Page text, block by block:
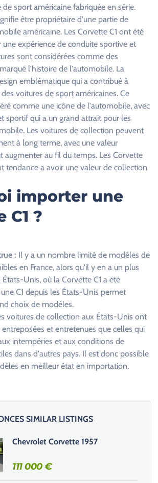
sport américaine fabriquée en série.
être propriétaire d'une partie de
américaine. Les Corvette C1 ont été
expérience de conduite sportive et
sont considérées comme des
l'histoire de l'automobile. La
emblématique qui a contribué à
voitures de sport américaines. Ce
comme une icône de l'automobile, avec
sportif qui a un grand attrait pour les
Les voitures de collection peuvent
à long terme, avec une valeur
augmenter au fil du temps. Les Corvette
tendance a avoir une valeur de collection
importer une
C1 ?
: Il y a un nombre limité de modèles de
en France, alors qu'il y en a un plus
Unis, où la Corvette C1 a été
C1 depuis les États-Unis permet
choix de modèles.
voitures de collection aux États-Unis ont
et entretenues que celles qui
intempéries et aux conditions de
dans d'autres pays. Il est donc possible
en meilleur état en importation.
SIMILAR LISTINGS
Chevrolet Corvette 1957
111 000€